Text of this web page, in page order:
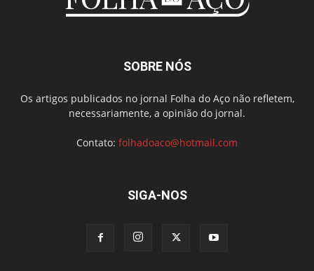
SOBRE NÓS
Os artigos publicados no jornal Folha do Aço não refletem,
necessariamente, a opinião do jornal.
Contato: folhadoaco@hotmail.com
SIGA-NOS